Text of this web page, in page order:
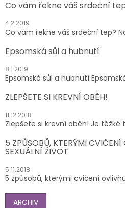
Co vám řekne váš srdeční
4.2.2019
Co vám řekne váš srdeční tep?
Epsomská sůl a hubnutí
8.1.2019
Epsomská sůl a hubnutí
ZLEPŠETE SI KREVNÍ OBĚH!
11.12.2018
Zlepšete si krevní oběh! Je těžké
5 ZPŮSOBŮ, KTERÝMI
SEXUÁLNÍ ŽIVOT
5.11.2018
5 způsobů, kterými cvičení
ARCHIV